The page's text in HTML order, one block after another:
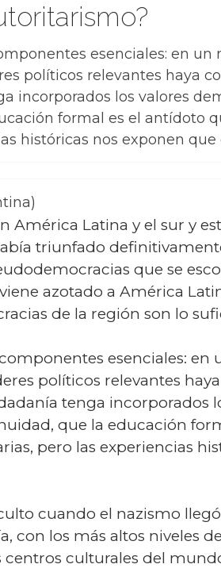
esenciales: en
políticos relevantes haya
incorporados los valores
formal es el antídoto
históricas nos exponen que
América Latina y el sur y
triunfado
que se
azotado a América
de la región son lo
esenciales:
políticos relevantes
tenga incorporados
que la educación
pero las experiencias
cuando el nazismo
con los más altos niveles
culturales del